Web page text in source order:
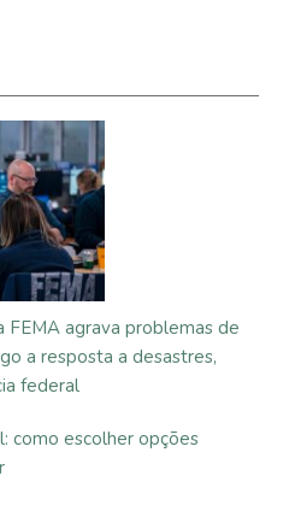
agrava problemas de
a resposta a desastres,
federal
como escolher opções